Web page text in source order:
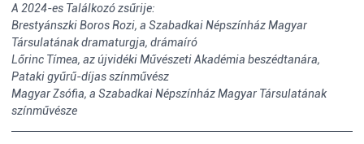
A 2024-es Találkozó zsűrije:
Brestyánszki Boros Rozi, a Szabadkai Népszínház Magyar
Társulatának dramaturgja, drámaíró
Lőrinc Tímea, az újvidéki Művészeti Akadémia beszédtanára,
Pataki gyűrű-díjas színművész
Magyar Zsófia, a Szabadkai Népszínház Magyar Társulatának
színművésze